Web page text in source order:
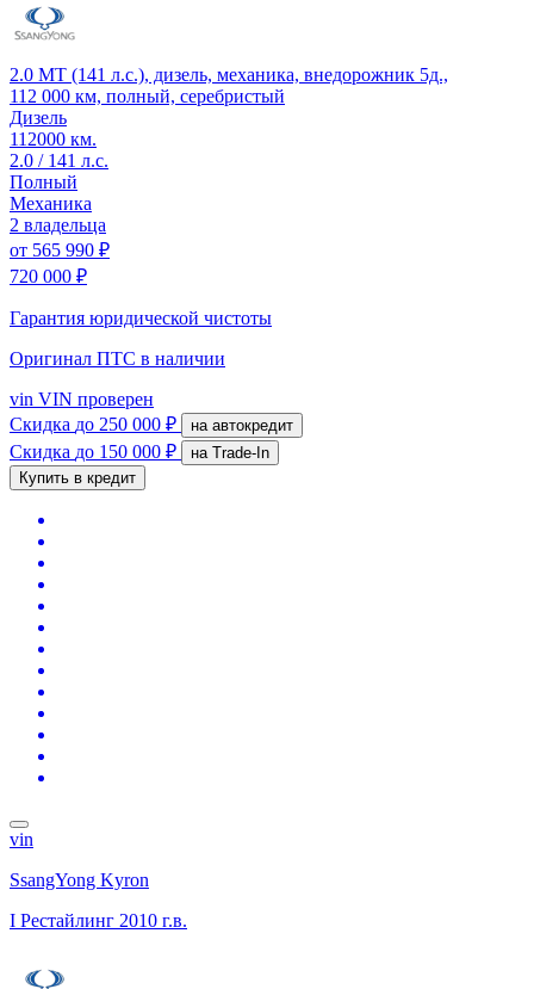
2.0 MT (141 л.с.), дизель, механика, внедорожник 5д.,
112 000 км, полный, серебристый
Дизель
112000 км.
2.0 / 141 л.с.
Полный
Механика
2 владельца
от 565 990 ₽
720 000 ₽
Гарантия юридической чистоты
Оригинал ПТС в наличии
vin VIN проверен
Скидка до 250 000 ₽ на автокредит
Скидка до 150 000 ₽
на Trade-In
Купить в кредит
vin
SsangYong Kyron
I Рестайлинг 2010 г.в.